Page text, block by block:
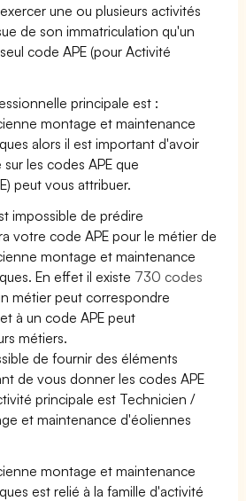
une ou plusieurs activités
de son immatriculation qu'un
code APE (pour Activité
principale est :
montage et maintenance
alors il est important d'avoir
les codes APE que
peut vous attribuer.
impossible de prédire
votre code APE pour le métier de
montage et maintenance
En effet il existe 730 codes
métier peut correspondre
à un code APE peut
métiers.
de fournir des éléments
de vous donner les codes APE
principale est Technicien /
et maintenance d'éoliennes
montage et maintenance
est relié à la famille d'activité